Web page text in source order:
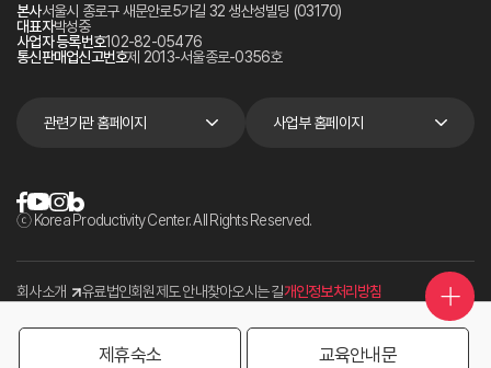
제휴숙소 교육안내문
본사서울시 종로구 새문안로5가길 32 생산성빌딩 (03170)
대표자박성중
사업자 등록번호102-82-05476
통신판매업신고번호제 2013-서울종로-0356호
관련기관 홈페이지 사업부 홈페이지
ⓒ Korea Productivity Center. All Rights Reserved.
회사소개 유료법인회원제도 안내찾아오시는 길개인정보처리방침